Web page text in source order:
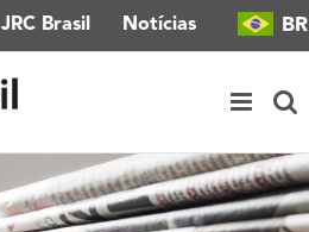
JRC Brasil Notícias BR